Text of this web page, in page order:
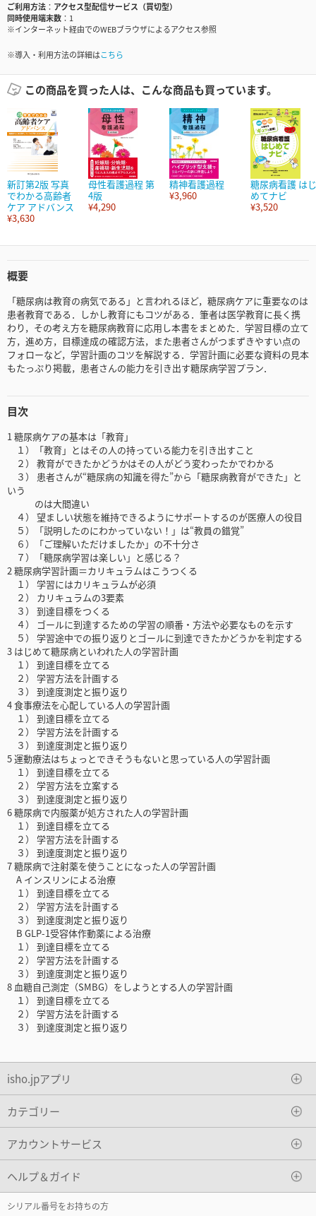
ご利用方法
アクセス型配信サービス（買切型）
同時使用端末数
1
※インターネット経由でのWEBブラウザによるアクセス参照
※導入・利用方法の詳細はこちら
この商品を買った人は、こんな商品も買っています。
新訂第2版 写真
でわかる高齢者
ケア アドバンス
¥3,630
母性看護過程 第
4版
¥4,290
精神看護過程
¥3,960
糖尿病看護 はじ
めてナビ
¥3,520
概要
「糖尿病は教育の病気である」と言われるほど，糖尿病ケアに重要なのは
患者教育である．しかし教育にもコツがある．筆者は医学教育に長く携
わり，その考え方を糖尿病教育に応用し本書をまとめた．学習目標の立て
方，進め方，目標達成の確認方法，また患者さんがつまずきやすい点の
フォローなど，学習計画のコツを解説する．学習計画に必要な資料の見本
もたっぷり掲載，患者さんの能力を引き出す糖尿病学習プラン．
目次
1 糖尿病ケアの基本は「教育」
１）「教育」とはその人の持っている能力を引き出すこと
２） 教育ができたかどうかはその人がどう変わったかでわかる
３） 患者さんが“糖尿病の知識を得た”から「糖尿病教育ができた」と
いう
のは大間違い
４） 望ましい状態を維持できるようにサポートするのが医療人の役目
５）「説明したのにわかっていない！」は“教員の錯覚”
６）「ご理解いただけましたか」の不十分さ
７）「糖尿病学習は楽しい」と感じる？
2 糖尿病学習計画＝カリキュラムはこうつくる
１） 学習にはカリキュラムが必須
２） カリキュラムの3要素
３） 到達目標をつくる
４） ゴールに到達するための学習の順番・方法や必要なものを示す
５） 学習途中での振り返りとゴールに到達できたかどうかを判定する
3 はじめて糖尿病といわれた人の学習計画
１） 到達目標を立てる
２） 学習方法を計画する
３） 到達度測定と振り返り
4 食事療法を心配している人の学習計画
１） 到達目標を立てる
２） 学習方法を計画する
３） 到達度測定と振り返り
5 運動療法はちょっとできそうもないと思っている人の学習計画
１） 到達目標を立てる
２） 学習方法を立案する
３） 到達度測定と振り返り
6 糖尿病で内服薬が処方された人の学習計画
１） 到達目標を立てる
２） 学習方法を計画する
３） 到達度測定と振り返り
7 糖尿病で注射薬を使うことになった人の学習計画
A インスリンによる治療
１） 到達目標を立てる
２） 学習方法を計画する
３） 到達度測定と振り返り
B GLP-1受容体作動薬による治療
１） 到達目標を立てる
２） 学習方法を計画する
３） 到達度測定と振り返り
8 血糖自己測定（SMBG）をしようとする人の学習計画
１） 到達目標を立てる
２） 学習方法を計画する
３） 到達度測定と振り返り
isho.jpアプリ
カテゴリー
アカウントサービス
ヘルプ＆ガイド
シリアル番号をお持ちの方